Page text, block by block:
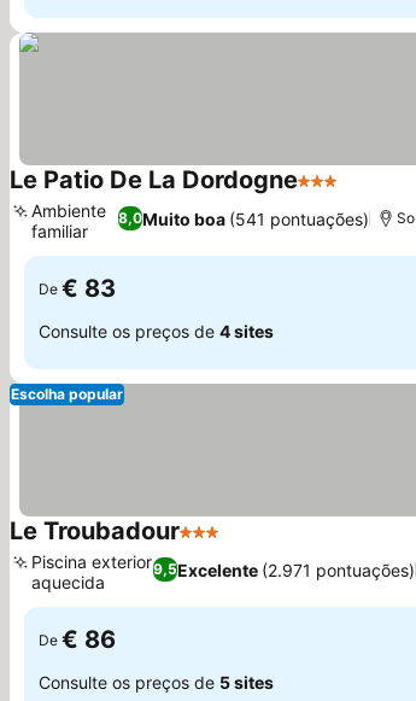
Le Patio De La Dordogne3 Estrelas
8,0Muito boa (541 pontuações)
Ambiente
familiar
De € 83
Consulte os preços de 4 sites
Escolha popular
Le Troubadour3 Estrelas
9,5Excelente (2.971 pontuações)
Piscina exterior
aquecida
De € 86
Consulte os preços de 5 sites